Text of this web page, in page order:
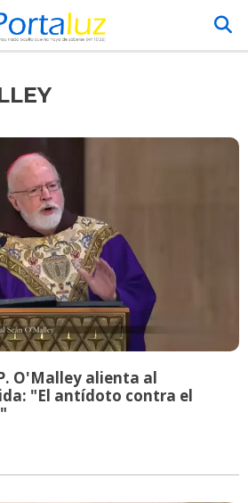
O'Malley alienta al
"El antídoto contra el